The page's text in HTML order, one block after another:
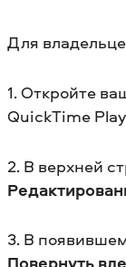
Для
1. Откройте
QuickTime
2. В верхней
3. В